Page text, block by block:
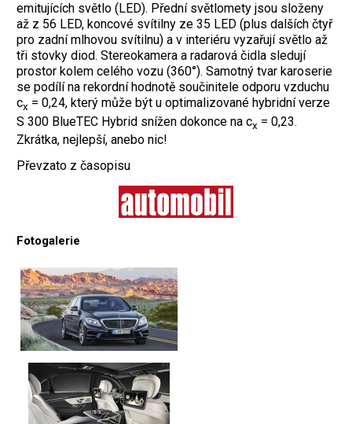
emitujících světlo (LED). Přední světlomety jsou složeny
až z 56 LED, koncové svítilny ze 35 LED (plus dalších čtyř
pro zadní mlhovou svítilnu) a v interiéru vyzařují světlo až
tři stovky diod. Stereokamera a radarová čidla sledují
prostor kolem celého vozu (360°). Samotný tvar karoserie
se podílí na rekordní hodnotě součinitele odporu vzduchu
cx = 0,24, který může být u optimalizované hybridní verze
S 300 BlueTEC Hybrid snížen dokonce na cx = 0,23.
Zkrátka, nejlepší, anebo nic!
Převzato z časopisu
Fotogalerie